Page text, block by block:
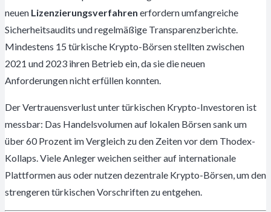
neuen Lizenzierungsverfahren erfordern umfangreiche
Sicherheitsaudits und regelmäßige Transparenzberichte.
Mindestens 15 türkische Krypto-Börsen stellten zwischen
2021 und 2023 ihren Betrieb ein, da sie die neuen
Anforderungen nicht erfüllen konnten.
Der Vertrauensverlust unter türkischen Krypto-Investoren ist
messbar: Das Handelsvolumen auf lokalen Börsen sank um
über 60 Prozent im Vergleich zu den Zeiten vor dem Thodex-
Kollaps. Viele Anleger weichen seither auf internationale
Plattformen aus oder nutzen dezentrale Krypto-Börsen, um den
strengeren türkischen Vorschriften zu entgehen.